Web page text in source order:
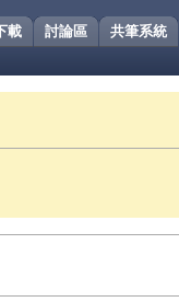
共筆系統
討論區
載